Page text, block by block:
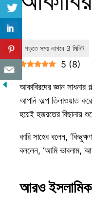
5 (8)
আকাবিরদের জ্ঞান
আপনি অল্প তিলাওয়াত
হয়েই হজরতের বিছানায়
কারি সাহেব বলেন,
বললেন, ‘আমি ভাবলাম,
আরও ইসলামিক